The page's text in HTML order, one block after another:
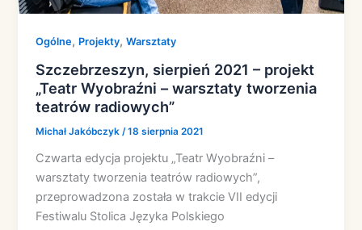
Ogólne, Projekty,Warsztaty
Szczebrzeszyn, sierpień 2021 – projekt
„Teatr Wyobraźni – warsztaty tworzenia
teatrów radiowych”
Michał Jakóbczyk/18 sierpnia 2021
Czwarta edycja projektu „Teatr Wyobraźni –
warsztaty tworzenia teatrów radiowych”,
przeprowadzona została w trakcie VII edycji
Festiwalu Stolica Języka Polskiego